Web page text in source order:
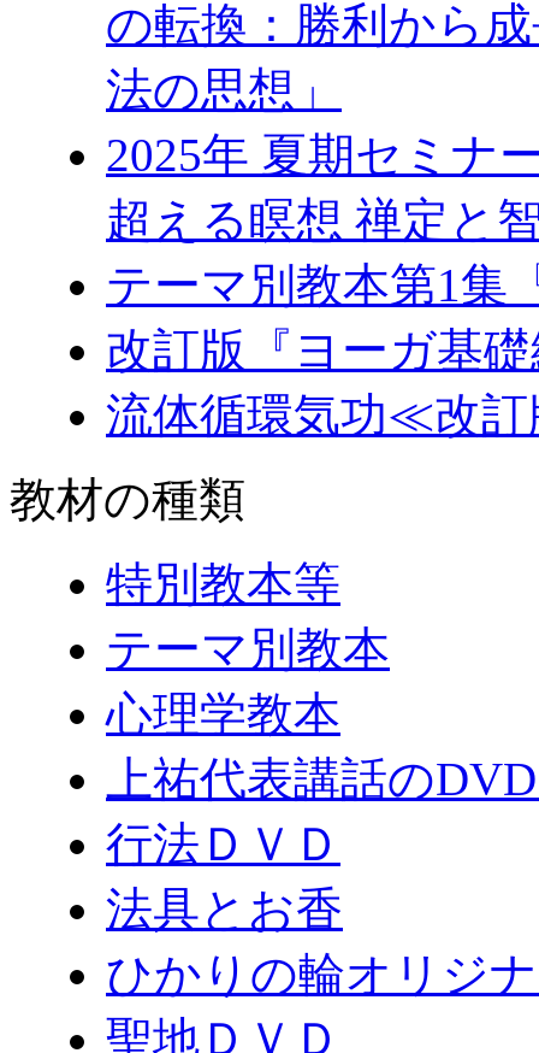
の転換：勝利から
法の思想」
2025年 夏期セミナ
超える瞑想 禅定と
テーマ別教本第1集
改訂版『ヨーガ基
流体循環気功≪改
教材の種類
特別教本等
テーマ別教本
心理学教本
上祐代表講話の
行法ＤＶＤ
法具とお香
ひかりの輪オリジ
聖地ＤＶＤ